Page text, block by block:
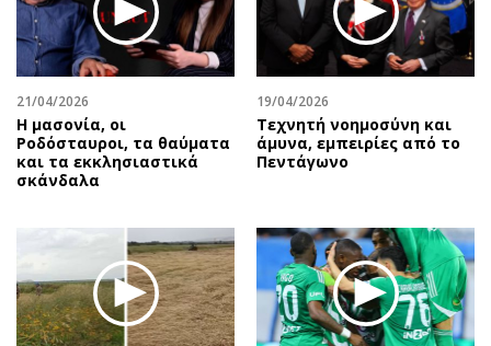
Real Estate
Επιχειρήσεις
Αγορές
Money Review
AstroBank Properties
Trends
Ναυτιλία
Περιβάλλον
Ελλάδα
Κόσμος
Οικονομία
Γενικά
Αναδρομές
Πρόσωπα
Περιβάλλον
Showbiz
Ταξίδια
Συνταγές
Έξοδος
21/04/2026
Η μασονία, οι
Ροδόσταυροι, τα θαύματα
και τα εκκλησιαστικά
σκάνδαλα
19/04/2026
Τεχνητή νοημοσύνη και
άμυνα, εμπειρίες από το
Πεντάγωνο